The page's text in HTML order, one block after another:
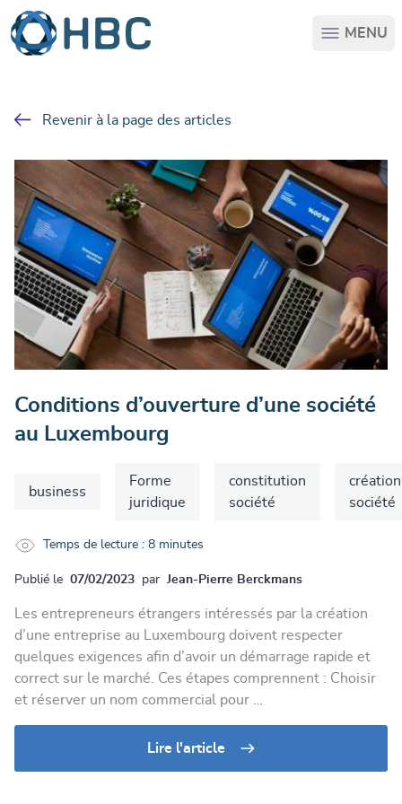
Passer au contenu principal
MENU
Revenir à la page des articles
Conditions d’ouverture d’une société
au Luxembourg
business
Forme
juridique
constitution
société
création
société
Temps de lecture : 8 minutes
Publié le 07/02/2023 par Jean-Pierre Berckmans
Les entrepreneurs étrangers intéressés par la création
d’une entreprise au Luxembourg doivent respecter
quelques exigences afin d’avoir un démarrage rapide et
correct sur le marché. Ces étapes comprennent : Choisir
et réserver un nom commercial pour …
Lire l'article